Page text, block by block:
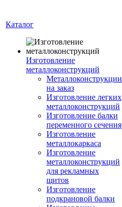
Каталог
Изготовление
металлоконструкций
Металлоконструкции
на заказ
Изготовление легких
металлоконструкций
Изготовление балки
переменного сечения
Изготовление
металлокаркаса
Изготовление
металлоконструкций
для рекламных
щитов
Изготовление
подкрановой балки